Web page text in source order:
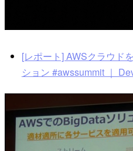
[レポート] AWSクラウド
ション #awssummit ｜